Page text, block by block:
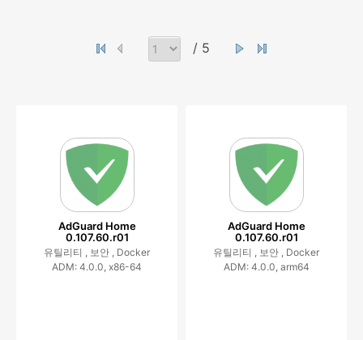
/ 5
AdGuard Home
0.107.60.r01
유틸리티 , 보안 , Docker
ADM: 4.0.0, x86-64
AdGuard Home
0.107.60.r01
유틸리티 , 보안 , Docker
ADM: 4.0.0, arm64